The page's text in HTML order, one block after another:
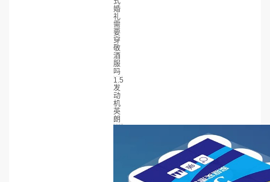
婚
礼
需
要
穿
敬
酒
服
吗
1.5
发
动
机
英
朗